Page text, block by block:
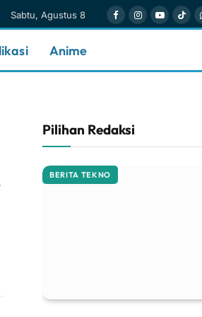
Sabtu, Agustus 8
FacebookInstagram
YouTube
Anime
Website
Pilihan Redaksi
BERITA TEKNO